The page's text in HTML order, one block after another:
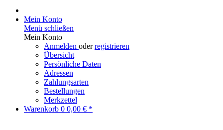
Mein Konto
Menü schließen
Mein Konto
Anmelden oderregistrieren
Übersicht
Persönliche Daten
Adressen
Zahlungsarten
Bestellungen
Merkzettel
Warenkorb 0 0,00 € *